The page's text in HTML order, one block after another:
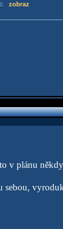
zobraz
v plánu
sebou,